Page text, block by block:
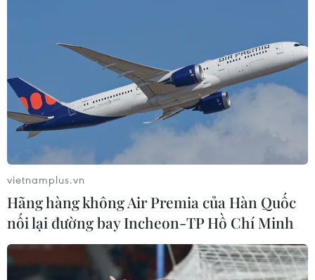
vietnamplus.vn
Hãng hàng không Air Premia của Hàn Quốc
nối lại đường bay Incheon-TP Hồ Chí Minh